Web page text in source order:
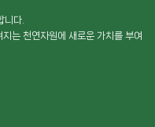
니다.
는 천연자원에 새로운 가치를 부여